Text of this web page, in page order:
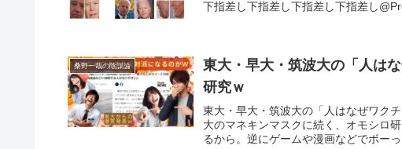
下指差し下指差し下指差し下指差し
桑野一哉の陰謀論
東大・早大・筑波大の「人は
研究ｗ
東大・早大・筑波大の「人はなぜワク
大のマネキンマスクに続く、オモシロ
るから。逆にゲームや漫画などでボー